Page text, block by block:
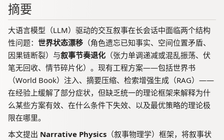
摘要
大语言模型（LLM）驱动的交互叙事在长会话中面临两个结构
性问题： 世界状态漂移 （角色遗忘已知事实、空间位置矛盾、
因果链断裂）与叙事节奏退化 （张力单调递减或混乱振荡、伏
笔无回收、情节碎片化）。现有工程方案——包括世界书
（World Book）注入、摘要压缩、检索增强生成（RAG）——
在经验上缓解了部分症状，但缺乏统一的理论框架来解释为什
么某些方案有效、在什么条件下失效、以及最优策略的理论极
限在哪里。
本文提出 Narrative Physics （叙事物理学）框架，将叙事状